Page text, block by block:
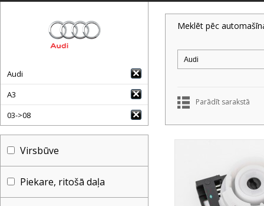
Audi
A3
03->08
Virsbūve
Piekare, ritošā daļa
Meklēt pēc
Parādīt sarakstā